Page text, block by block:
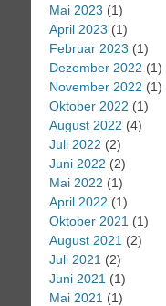
Mai 2023 (1)
April 2023 (1)
Februar 2023 (1)
Dezember 2022 (1)
November 2022 (1)
Oktober 2022 (1)
August 2022 (4)
Juli 2022 (2)
Juni 2022 (2)
Mai 2022 (1)
April 2022 (1)
Oktober 2021 (1)
August 2021 (2)
Juli 2021 (2)
Juni 2021 (1)
Mai 2021 (1)